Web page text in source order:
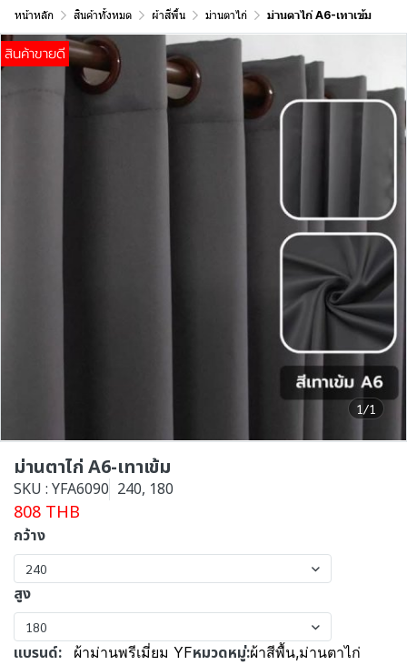
หน้าหลัก สินค้าทั้งหมด ผ้าสีพื้น ม่านตาไก่ ม่านตาไก่ A6-เทาเข้ม
1/1
สินค้าขายดี
ม่านตาไก่ A6-เทาเข้ม
SKU : YFA6090 240, 180
808 THB
กว้าง
240
สูง
180
แบรนด์: ผ้าม่านพรีเมี่ยม YFหมวดหมู่:ผ้าสีพื้น,ม่านตาไก่